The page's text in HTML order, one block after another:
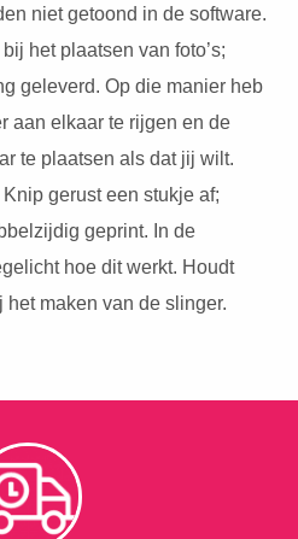
niet getoond in de software.
het plaatsen van foto’s;
geleverd. Op die manier heb
aan elkaar te rijgen en de
te plaatsen als dat jij wilt.
gerust een stukje af;
geprint. In de
hoe dit werkt. Houdt
maken van de slinger.